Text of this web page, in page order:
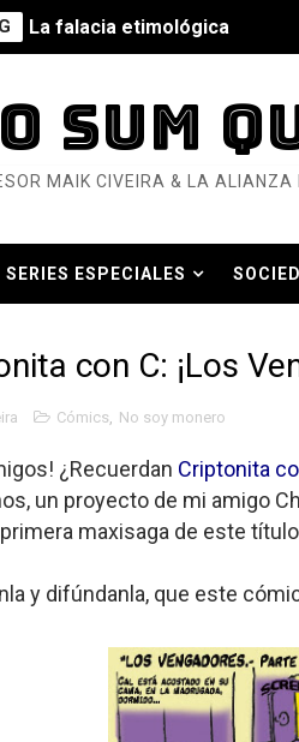
La falacia etimológica
Mario: La epopeya del
Pequeña Filmoteca
Que no nos aplaste el Talón
Así se ve el fascismo en
Un año para sobrevivir al
¿Estamos soñando con
Dioses y Monstruos:
Gótico Mexicano
El mito de Frankenstein
SUM
MAIK CIVEIRA & LA ALIANZA
SERIES ESPECIALES
con C: ¡Los
Cómics, No soy monero
¿Recuerdan Criptonita
un proyecto de mi amigo
maxisaga de este
y difúndanla, que este